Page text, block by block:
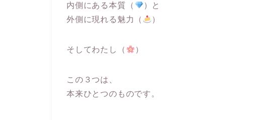
内側にある本質（
）と
外側に現れる魅力（
）
そしてわたし（ ）
この３つは、
本来ひとつのものです。